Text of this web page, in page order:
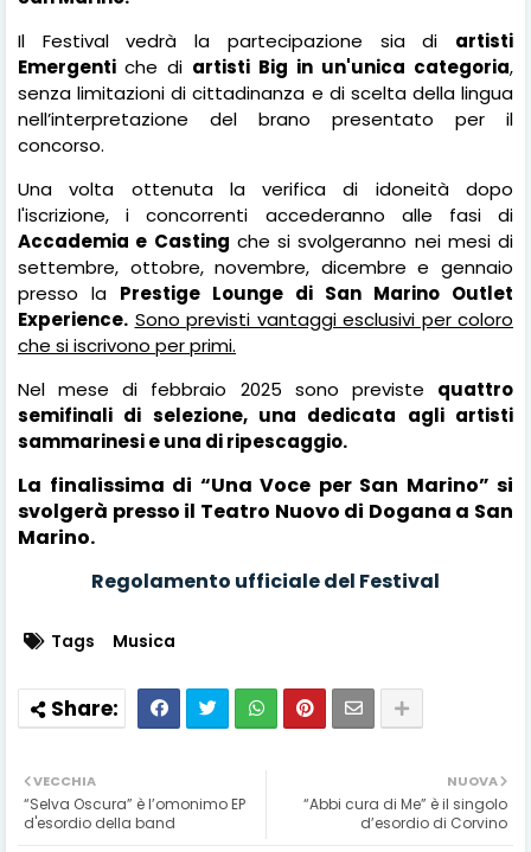
Il Festival vedrà la partecipazione sia di artisti
Emergenti che di artisti Big in un'unica categoria,
senza limitazioni di cittadinanza e di scelta della lingua
nell’interpretazione del brano presentato per il
concorso.
Una volta ottenuta la verifica di idoneità dopo
l'iscrizione, i concorrenti accederanno alle fasi di
Accademia e Casting che si svolgeranno nei mesi di
settembre, ottobre, novembre, dicembre e gennaio
presso la Prestige Lounge di San Marino Outlet
Experience. Sono previsti vantaggi esclusivi per coloro
che si iscrivono per primi.
Nel mese di febbraio 2025 sono previste quattro
semifinali di selezione, una dedicata agli artisti
sammarinesi e una di ripescaggio.
La finalissima di “Una Voce per San Marino” si
svolgerà presso il Teatro Nuovo di Dogana a San
Marino.
Regolamento ufficiale del Festival
Tags Musica
NUOVA
“Abbi cura di Me” è il singolo
d’esordio di Corvino
VECCHIA
“Selva Oscura” è l’omonimo EP
d'esordio della band